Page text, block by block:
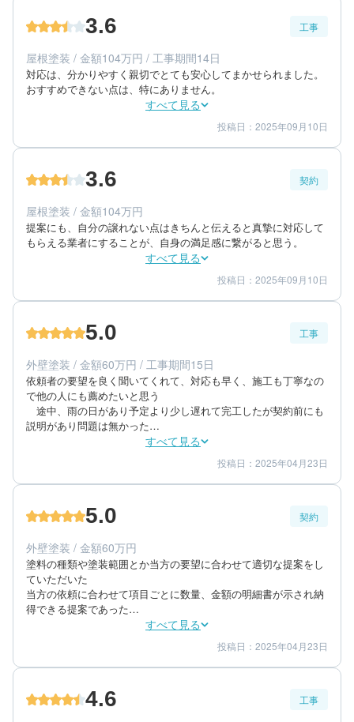
3.6 工事
屋根塗装 / 金額104万円 / 工事期間14日
対応は、分かりやすく親切でとても安心してまかせられました。
おすすめできない点は、特にありません。
すべて見る
仕上がり 4
満足度 3
70代/女性/一戸建て
築年数：26年
投稿日：2025年09月10日
3.6 契約
屋根塗装 / 金額104万円
提案にも、自分の譲れない点はきちんと伝えると真摯に対応して
もらえる業者にすることが、自身の満足感に繋がると思う。
すべて見る
金額感 5
担当者 4
70代/女性/一戸建て
築年数：26年
投稿日：2025年09月10日
5.0 工事
外壁塗装 / 金額60万円 / 工事期間15日
依頼者の要望を良く聞いてくれて、対応も早く、施工も丁寧なの
で他の人にも薦めたいと思う
途中、雨の日があり予定より少し遅れて完工したが契約前にも
説明があり問題は無かった
仕上がりは上々で満足できるものであった　最終確認も担当者と
一緒に見て回り説明も十分にして頂き満足している。
すべて見る
仕上がり 5
満足度 5
80代/男性/一戸建て
築年数：40年
投稿日：2025年04月23日
5.0 契約
外壁塗装 / 金額60万円
塗料の種類や塗装範囲とか当方の要望に合わせて適切な提案をし
ていただいた
当方の依頼に合わせて項目ごとに数量、金額の明細書が示され納
得できる提案であった
毎日、その日の予定の連絡があり、対応は満足できるものであっ
すべて見る
金額感 5
担当者 5
80代/男性/一戸建て
投稿日：2025年04月23日
4.6 工事